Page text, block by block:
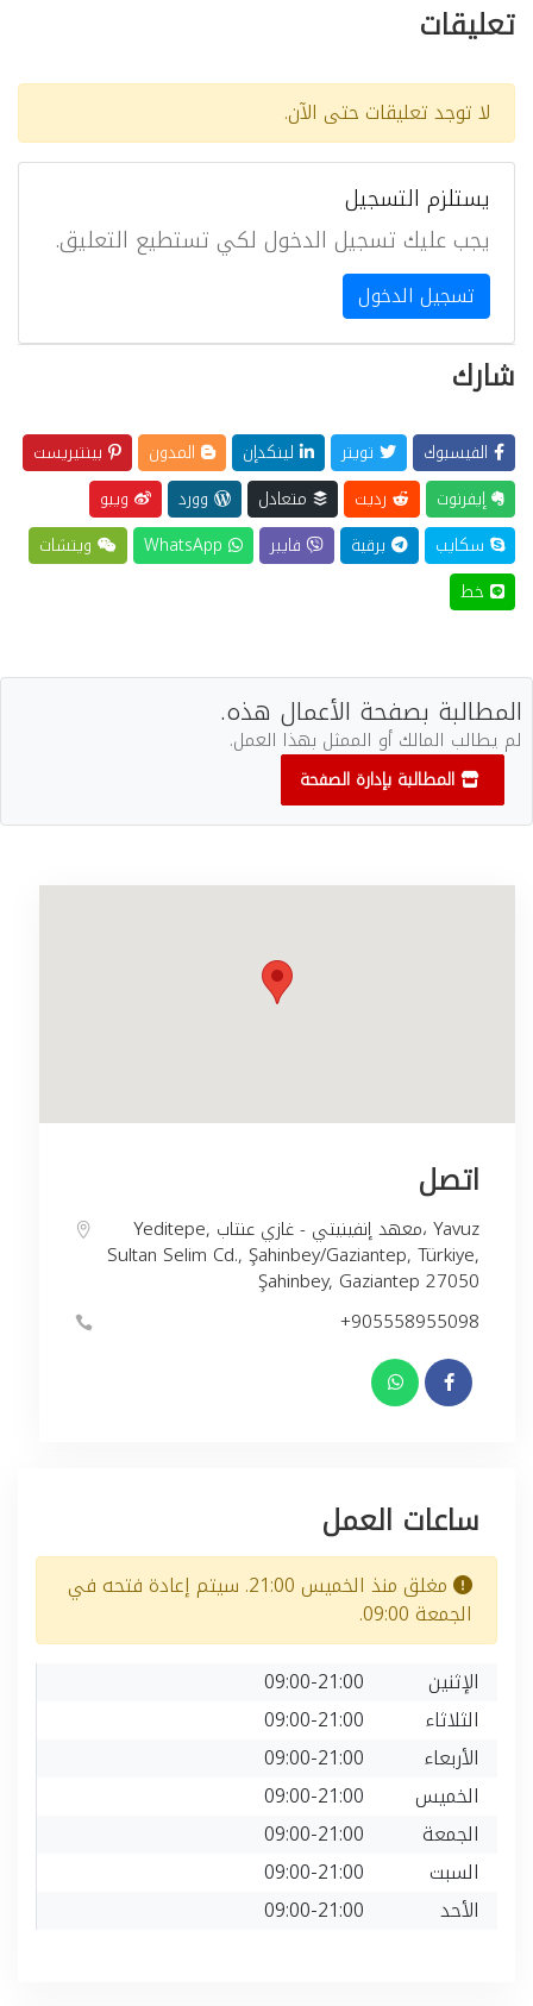
تعليقات
لا توجد تعليقات حتى الآن.
يستلزم التسجيل
يجب عليك تسجيل الدخول لكي تستطيع التعليق.
تسجيل الدخول
شارك
الفيسبوك تويتر لينكدإن المدون
بينتيريست
إيفرنوت
رديت متعادل وورد
ويبو
سكايب
برقية فايبر
ويتشات
خط
المطالبة بصفحة الأعمال هذه.
لم يطالب المالك أو الممثل بهذا العمل.
المطالبة بإدارة الصفحة
اتصل
Yeditepe, معهد إنفينيتي - غازي عنتاب، Yavuz
Sultan Selim Cd., Şahinbey/Gaziantep, Türkiye,
Şahinbey, Gaziantep 27050
+905558955098
ساعات العمل
مغلق منذ الخميس 21:00. سيتم إعادة فتحه في
الجمعة 09:00.
الإثنين
09:00-21:00
الثلاثاء
09:00-21:00
الأربعاء
09:00-21:00
الخميس
09:00-21:00
الجمعة
09:00-21:00
السبت
09:00-21:00
الأحد
09:00-21:00